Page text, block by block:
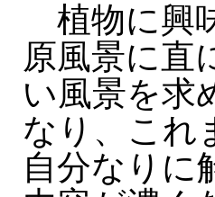
植物に興
原風景に直
い風景を求
なり、これ
自分なりに